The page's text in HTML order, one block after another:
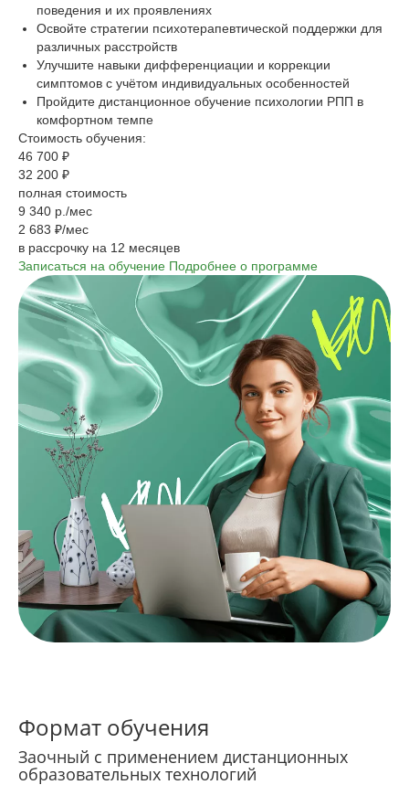
поведения и их проявлениях
Освойте стратегии психотерапевтической поддержки для
различных расстройств
Улучшите навыки дифференциации и коррекции
симптомов с учётом индивидуальных особенностей
Пройдите дистанционное обучение психологии РПП в
комфортном темпе
Стоимость обучения:
46 700 ₽
32 200 ₽
полная стоимость
9 340 р./мес
2 683 ₽/мес
в рассрочку на 12 месяцев
Записаться на обучение Подробнее о программе
Формат обучения
Заочный с применением дистанционных
образовательных технологий